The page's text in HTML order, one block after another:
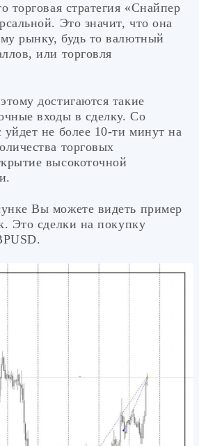
торговая стратегия «Снайпер
Это значит, что она
рынку, будь то валютный
или торговля
достигаются такие
входы в сделку. Со
не более 10-ти минут на
торговых
высокоточной
Вы можете видеть пример
Это сделки на покупку